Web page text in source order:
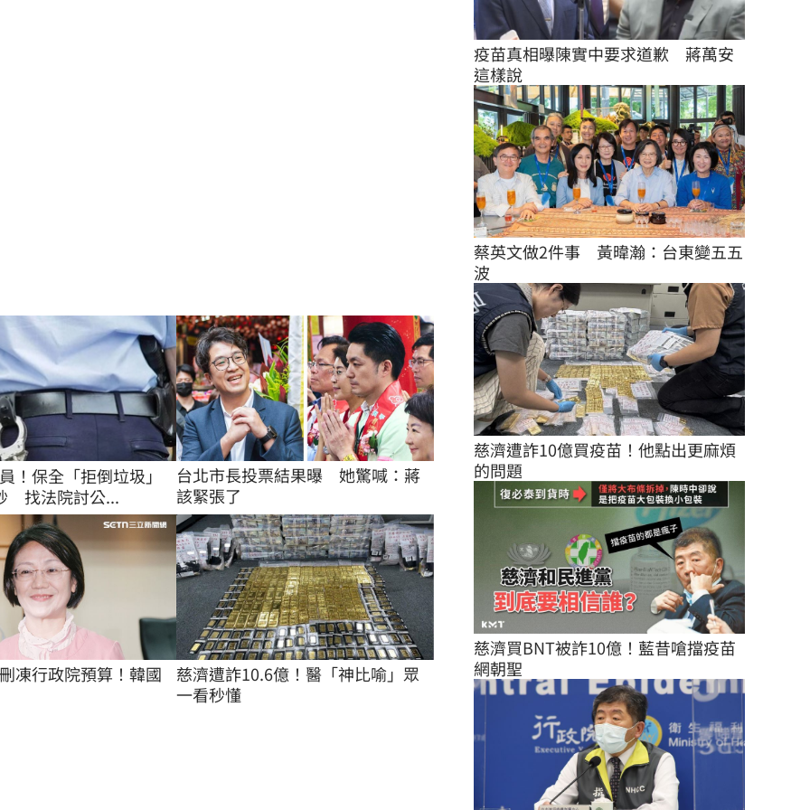
！保全「拒倒垃圾」
找法院討公...
台北市長投票結果曝　她驚喊：蔣
該緊張了
凍行政院預算！韓國
慈濟遭詐10.6億！醫「神比喻」眾
一看秒懂
疫苗真相曝陳實中要求道歉　蔣萬安
這樣說
蔡英文做2件事　黃暐瀚：台東變五五
波
慈濟遭詐10億買疫苗！他點出更麻煩
的問題
慈濟買BNT被詐10億！藍昔嗆擋疫苗
網朝聖